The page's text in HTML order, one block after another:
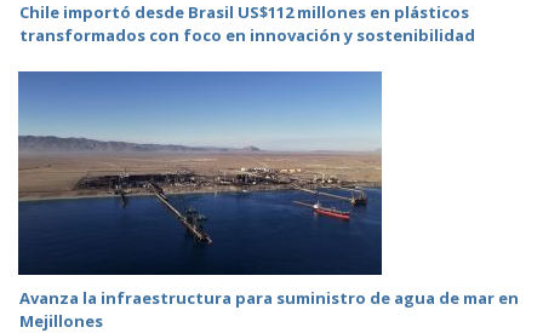
Chile importó desde Brasil US$112 millones en plásticos
transformados con foco en innovación y sostenibilidad
Avanza la infraestructura para suministro de agua de mar en
Mejillones